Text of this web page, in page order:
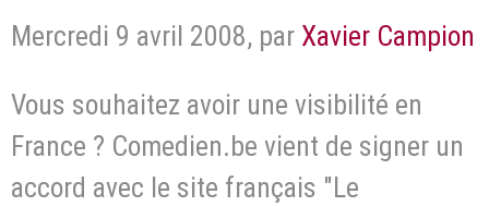
Mercredi 9 avril 2008, par Xavier Campion
Vous souhaitez avoir une visibilité en
France ? Comedien.be vient de signer un
accord avec le site français "Le